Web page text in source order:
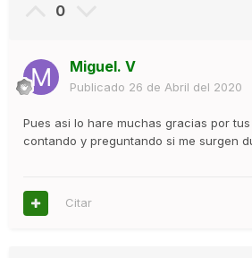
0
Miguel. V
Publicado 26 de Abril del 2020
Pues asi lo hare muchas gracias por
contando y preguntando si me surgen
Citar